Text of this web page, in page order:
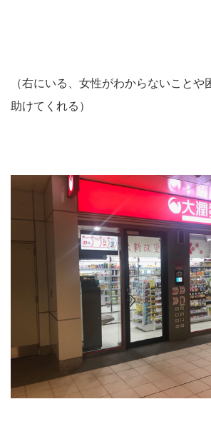
（右にいる、女性がわからないことや
助けてくれる）